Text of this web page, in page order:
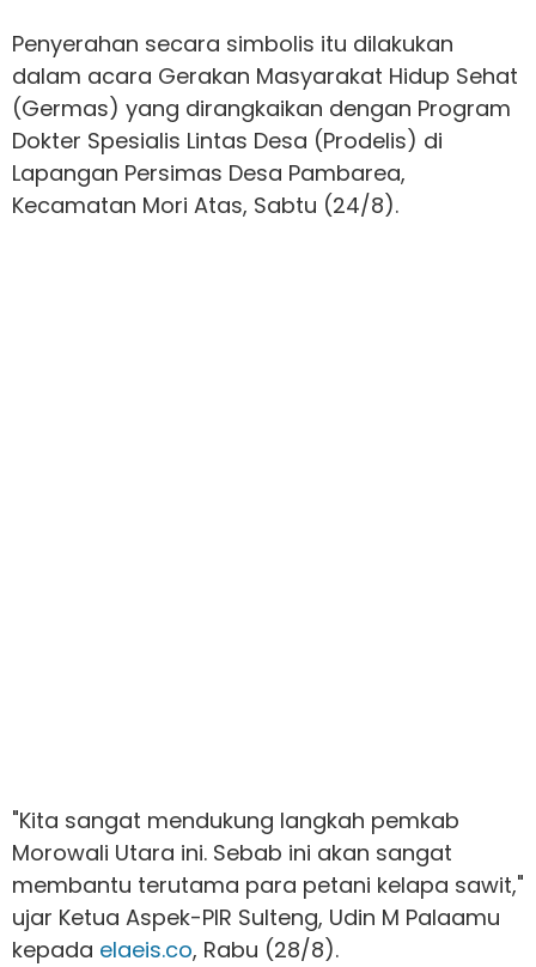
Penyerahan secara simbolis itu dilakukan
dalam acara Gerakan Masyarakat Hidup Sehat
(Germas) yang dirangkaikan dengan Program
Dokter Spesialis Lintas Desa (Prodelis) di
Lapangan Persimas Desa Pambarea,
Kecamatan Mori Atas, Sabtu (24/8).
"Kita sangat mendukung langkah pemkab
Morowali Utara ini. Sebab ini akan sangat
membantu terutama para petani kelapa sawit,"
ujar Ketua Aspek-PIR Sulteng, Udin M Palaamu
kepada elaeis.co, Rabu (28/8).